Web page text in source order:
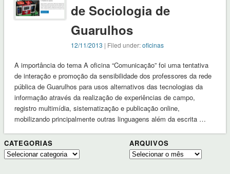
de Sociologia de
Guarulhos
12/11/2013 | Filed under:oficinas
A importância do tema A oficina “Comunicação” foi uma tentativa
de interação e promoção da sensibilidade dos professores da rede
pública de Guarulhos para usos alternativos das tecnologias da
informação através da realização de experiências de campo,
registro multimídia, sistematização e publicação online,
mobilizando principalmente outras linguagens além da escrita …
CATEGORIAS
Categorias
ARQUIVOS
Arquivos